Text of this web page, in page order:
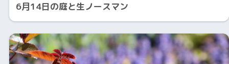
6月14日の庭と生ノースマン